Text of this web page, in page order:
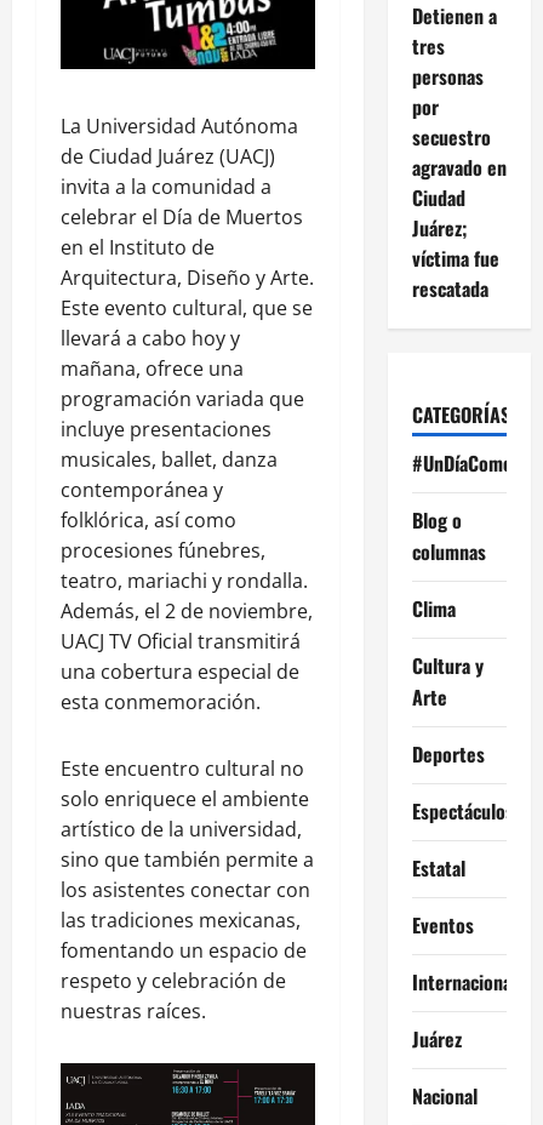
La Universidad Autónoma
de Ciudad Juárez (UACJ)
invita a la comunidad a
celebrar el Día de Muertos
en el Instituto de
Arquitectura, Diseño y Arte.
Este evento cultural, que se
llevará a cabo hoy y
mañana, ofrece una
programación variada que
incluye presentaciones
musicales, ballet, danza
contemporánea y
folklórica, así como
procesiones fúnebres,
teatro, mariachi y rondalla.
Además, el 2 de noviembre,
UACJ TV Oficial transmitirá
una cobertura especial de
esta conmemoración.
Este encuentro cultural no
solo enriquece el ambiente
artístico de la universidad,
sino que también permite a
los asistentes conectar con
las tradiciones mexicanas,
fomentando un espacio de
respeto y celebración de
nuestras raíces.
Detienen a
tres
personas
por
secuestro
agravado en
Ciudad
Juárez;
víctima fue
rescatada
CATEGORÍAS
#UnDíaComoHoy
Blog o
columnas
Clima
Cultura y
Arte
Deportes
Espectáculos
Estatal
Eventos
Internacional
Juárez
Nacional